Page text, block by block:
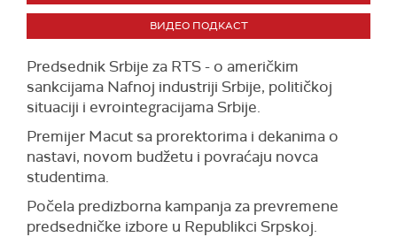
ВИДЕО ПОДКАСТ
Predsednik Srbije za RTS - o američkim
sankcijama Nafnoj industriji Srbije, političkoj
situaciji i evrointegracijama Srbije.
Premijer Macut sa prorektorima i dekanima o
nastavi, novom budžetu i povraćaju novca
studentima.
Počela predizborna kampanja za prevremene
predsedničke izbore u Republikci Srpskoj.